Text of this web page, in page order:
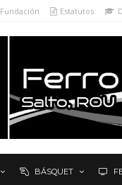
Fundación Estatutos
BÁSQUET